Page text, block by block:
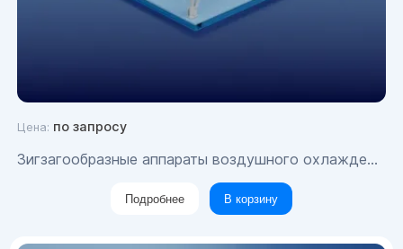
Цена: по запросу
Зигзагообразные аппараты воздушного охлаждения
Подробнее В корзину